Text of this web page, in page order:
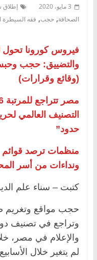
3 مايو، 2020 إطلاق
الصحافة, حجب, فقه السيطرة
فيروس كورونا تحول
والتضييق: حجب
(وقائع وقرارات)
التصنيف العالمي
حدود”
ونداءات من أسر
كتبت – سناء علم
حجب مواقع
وتراجع في تصنيف
والإعلام في مصر،
لم يتغير خلال